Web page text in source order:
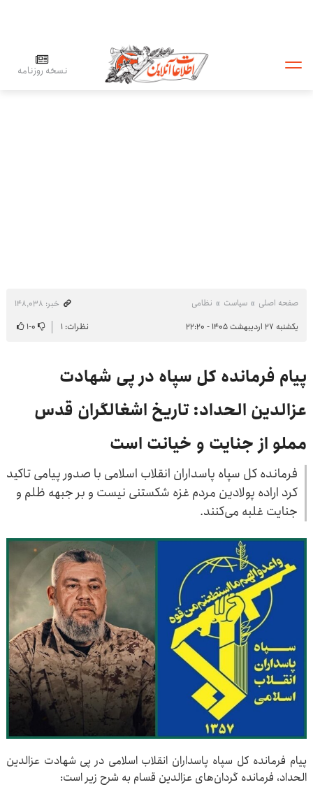
نسخه روزنامه
صفحه اصلی سیاست نظامی
خبر: ۱۴۸٬۰۳۸
یکشنبه ۲۷ اردیبهشت ۱۴۰۵ - ۲۲:۲۰
نظرات: ۱ ۰-۱
پیام فرمانده کل سپاه در پی شهادت
عزالدین الحداد: تاریخ اشغالگران قدس
مملو از جنایت و خیانت است
فرمانده کل سپاه پاسداران انقلاب اسلامی با صدور پیامی تاکید
کرد اراده پولادین مردم غزه شکستنی نیست و بر جبهه ظلم و
جنایت غلبه می‌کنند.
پیام فرمانده کل سپاه پاسداران انقلاب اسلامی در پی شهادت عزالدین
الحداد، فرمانده گردان‌های عزالدین قسام به شرح زیر است: